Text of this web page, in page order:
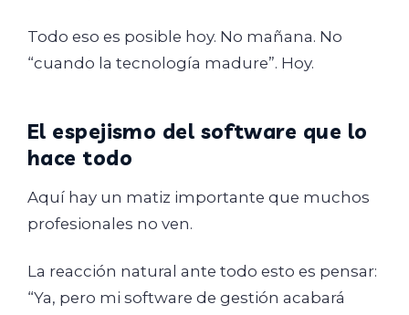
Todo eso es posible hoy. No mañana. No
“cuando la tecnología madure”. Hoy.
El espejismo del software que lo
hace todo
Aquí hay un matiz importante que muchos
profesionales no ven.
La reacción natural ante todo esto es pensar:
“Ya, pero mi software de gestión acabará